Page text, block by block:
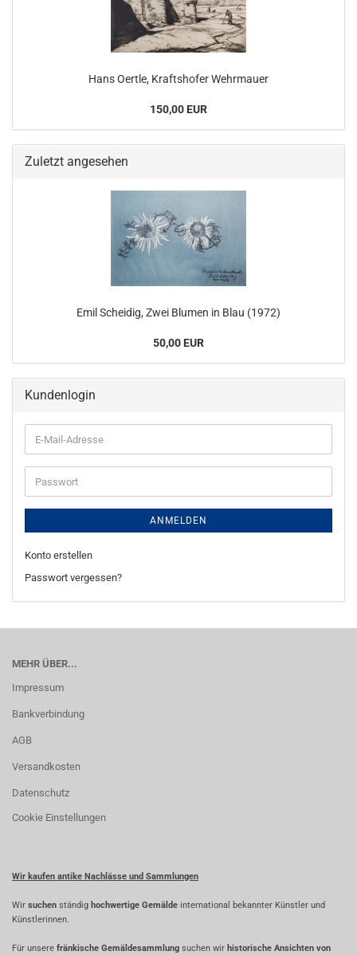
Hans Oertle, Kraftshofer Wehrmauer
150,00 EUR
Zuletzt angesehen
Emil Scheidig, Zwei Blumen in Blau (1972)
50,00 EUR
Kundenlogin
E-
Mail-
Adresse
Passwort
ANMELDEN
Konto erstellen
Passwort vergessen?
MEHR ÜBER...
Impressum
Bankverbindung
AGB
Versandkosten
Datenschutz
Cookie Einstellungen
Wir kaufen antike Nachlässe und Sammlungen
Wir suchen ständig hochwertige Gemälde international bekannter Künstler und
Künstlerinnen.
Für unsere fränkische Gemäldesammlung suchen wir historische Ansichten von